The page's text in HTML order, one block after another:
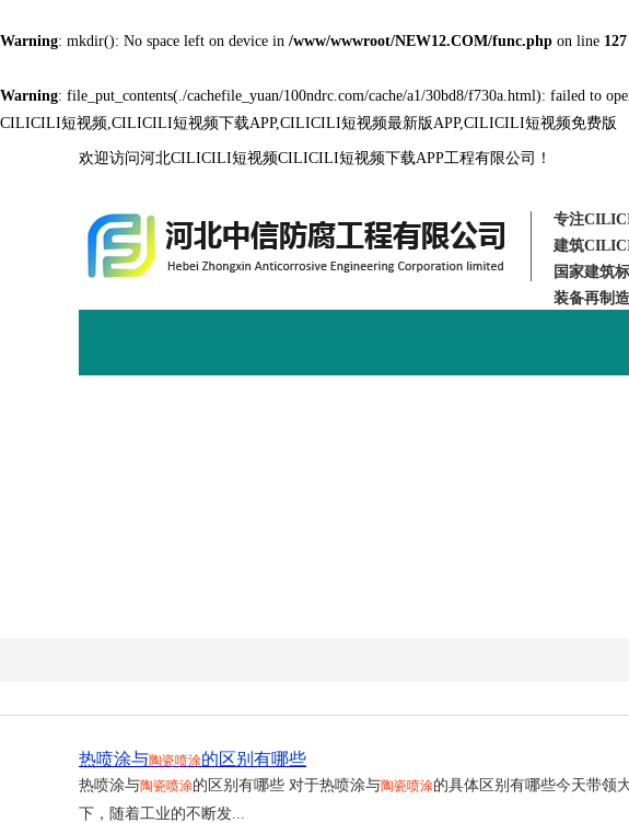
Warning: mkdir(): No space left on device in /www/wwwroot/NEW12.COM/func.php on line 127
Warning: file_put_contents(./cachefile_yuan/100ndrc.com/cache/a1/30bd8/f730a.html): failed to
CILICILI短视频,CILICILI短视频下载APP,CILICILI短视频最新版APP,CILICILI短视频免费版
欢迎访问河北CILICILI短视频CILICILI短视频下载APP工程有限公司！
专注
建筑
国家建筑
装备再制
热喷涂与陶瓷喷涂的区别有哪些
热喷涂与陶瓷喷涂的区别有哪些 对于热喷涂与陶瓷喷涂的具体区别有哪些今天带领
下，随着工业的不断发...